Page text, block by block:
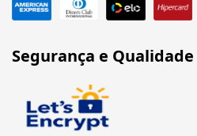
Segurança e Qualidade